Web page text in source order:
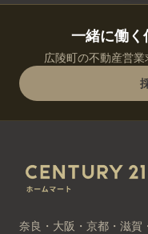
一緒に働
広陵町の不動産営
奈良・大阪・京都・滋賀